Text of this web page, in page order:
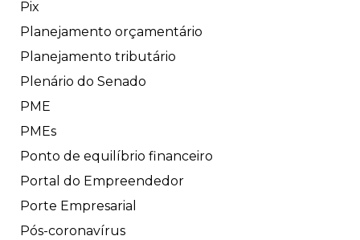
Pix
Planejamento orçamentário
Planejamento tributário
Plenário do Senado
PME
PMEs
Ponto de equilíbrio financeiro
Portal do Empreendedor
Porte Empresarial
Pós-coronavírus